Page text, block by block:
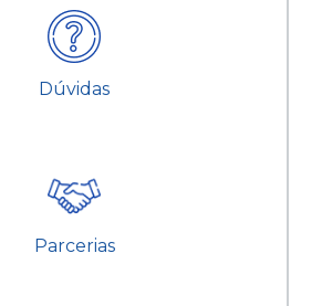
Dúvidas
Parcerias